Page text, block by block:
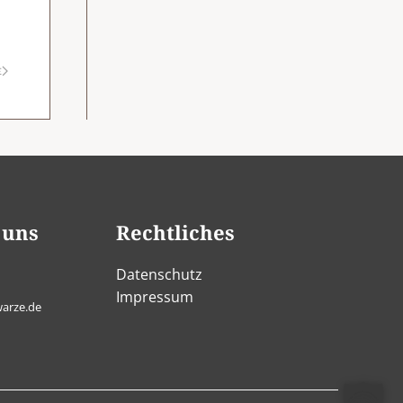
Rechtliches
Datenschutz
Impressum